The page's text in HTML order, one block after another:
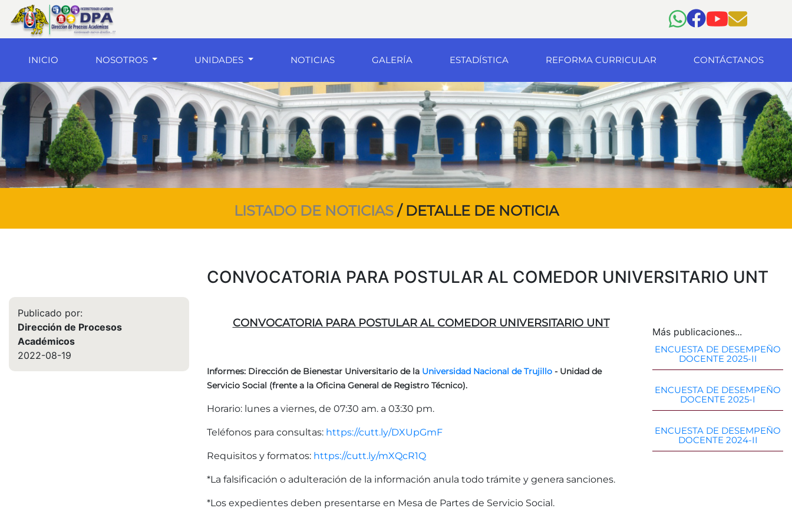
INICIO(current) NOSOTROS UNIDADES NOTICIAS GALERÍA ESTADÍSTICA REFORMA CURRICULAR CONTÁCTANOS
LISTADO DE NOTICIAS / DETALLE DE NOTICIA
Publicado por:
Dirección de Procesos
Académicos
2022-08-19
CONVOCATORIA PARA POSTULAR AL COMEDOR UNIVERSITARIO UNT
CONVOCATORIA PARA POSTULAR AL COMEDOR UNIVERSITARIO UNT
Informes: Dirección de Bienestar Universitario de la Universidad Nacional de Trujillo - Unidad de
Servicio Social (frente a la Oficina General de Registro Técnico).
Horario: lunes a viernes, de 07:30 am. a 03:30 pm.
Teléfonos para consultas: https://cutt.ly/DXUpGmF
Requisitos y formatos: https://cutt.ly/mXQcR1Q
*La falsificación o adulteración de la información anula todo trámite y genera sanciones.
*Los expedientes deben presentarse en Mesa de Partes de Servicio Social.
Más publicaciones...
ENCUESTA DE DESEMPEÑO
DOCENTE 2025-II
ENCUESTA DE DESEMPEÑO
DOCENTE 2025-I
ENCUESTA DE DESEMPEÑO
DOCENTE 2024-II